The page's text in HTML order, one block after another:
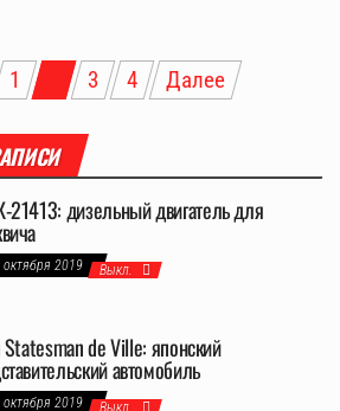
1 3 4 Далее
дизельный двигатель для
октября 2019 Выкл.
Statesman de Ville: японский
автомобиль
октября 2019 Выкл.